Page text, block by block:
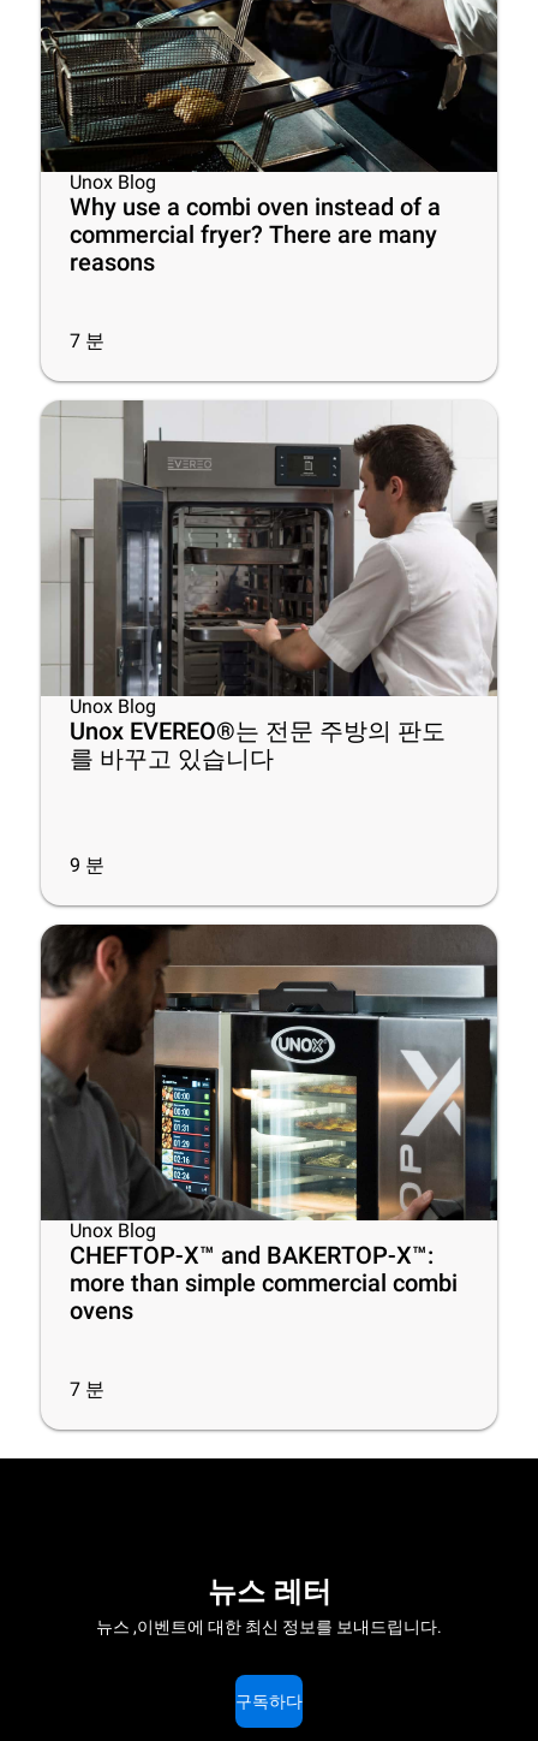
Unox Blog
Why use a combi oven instead of a
commercial fryer? There are many
reasons
7 분
Unox Blog
Unox EVEREO®는 전문 주방의 판도
를 바꾸고 있습니다
9 분
Unox Blog
CHEFTOP-X™ and BAKERTOP-X™:
more than simple commercial combi
ovens
7 분
뉴스 레터
뉴스 ,이벤트에 대한 최신 정보를 보내드립니다.
구독하다